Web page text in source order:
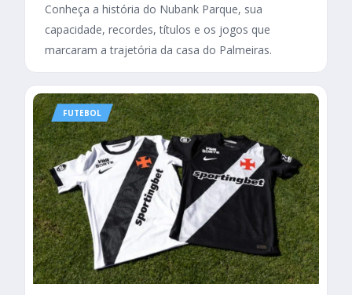
Conheça a história do Nubank Parque, sua
capacidade, recordes, títulos e os jogos que
marcaram a trajetória da casa do Palmeiras.
FUTEBOL